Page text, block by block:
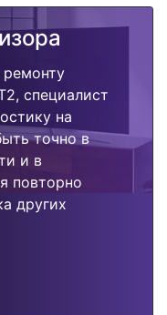
специалист
на
точно в
и в
повторно
других